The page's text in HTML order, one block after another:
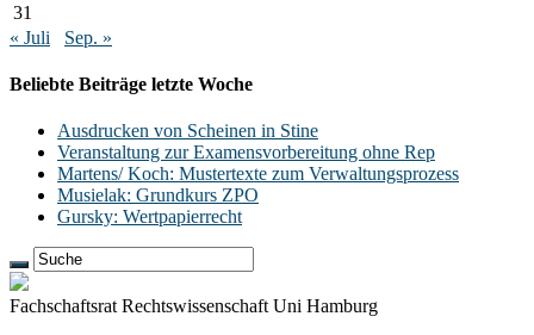
31
« Juli
Sep. »
Beliebte Beiträge letzte Woche
Ausdrucken von Scheinen in Stine
Veranstaltung zur Examensvorbereitung ohne Rep
Martens/ Koch: Mustertexte zum Verwaltungsprozess
Musielak: Grundkurs ZPO
Gursky: Wertpapierrecht
Fachschaftsrat Rechtswissenschaft Uni Hamburg